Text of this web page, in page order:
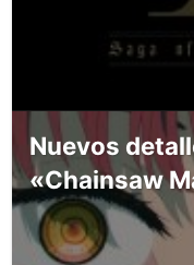
Nuevos
«Chainsaw